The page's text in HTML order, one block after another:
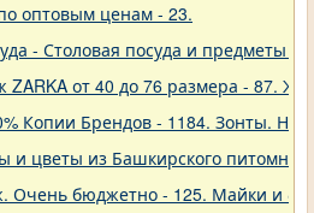
оптовым ценам - 23.
- Столовая посуда и предметы
ZARKA от 40 до 76 размера - 87.
Копии Брендов - 1184. Зонты.
и цветы из Башкирского
Очень бюджетно - 125. Майки и